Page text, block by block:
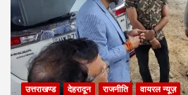
उत्तराखण्ड देहरादून राजनीति वायरल न्यूज़